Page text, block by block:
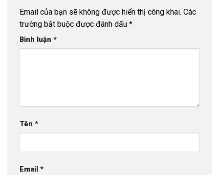
Email của bạn sẽ không được hiển thị công khai. Các
trường bắt buộc được đánh dấu *
Bình luận *
Tên *
Email *